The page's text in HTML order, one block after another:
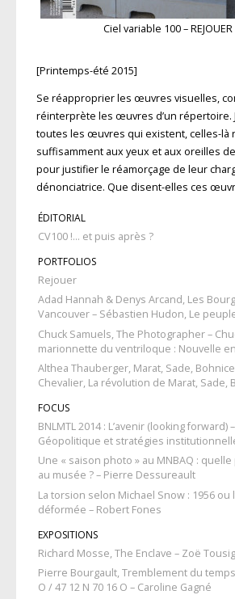
Ciel variable 100 – REJOUER
[Printemps-été 2015]
Se réapproprier les œuvres visuelles,
réinterprète les œuvres d’un répertoire.
toutes les œuvres qui existent, celles-là
suffisamment aux yeux et aux oreilles
pour justifier le réamorçage de leur
dénonciatrice. Que disent-elles ces
ÉDITORIAL
CV100 !… et puis après ?
PORTFOLIOS
Rejouer
Adad Hannah & Denys Arcand, Les
Vancouver – Sébastien Hudon, Le
Chuck Samuels, The Photographer –
marionnette du ventriloque : Nouvelle
Althea Thauberger, Marat, Sade,
Chevalier, La révolution de Marat, Sade,
FOCUS
BNLMTL 2014 : L’avenir (looking forward)
Géopolitique et stratégies
Une « saison photo » au MNBAQ :
au musée ? – Pierre Dessureault
La torsion selon Michael Snow : 1956 ou
déformée – Robert Fones
EXPOSITIONS
Richard Mosse, The Enclave – Zoë
Pierre Bourgault, Tremblement du temps
O / 47 12 N 70 16 O – Caroline Gagné